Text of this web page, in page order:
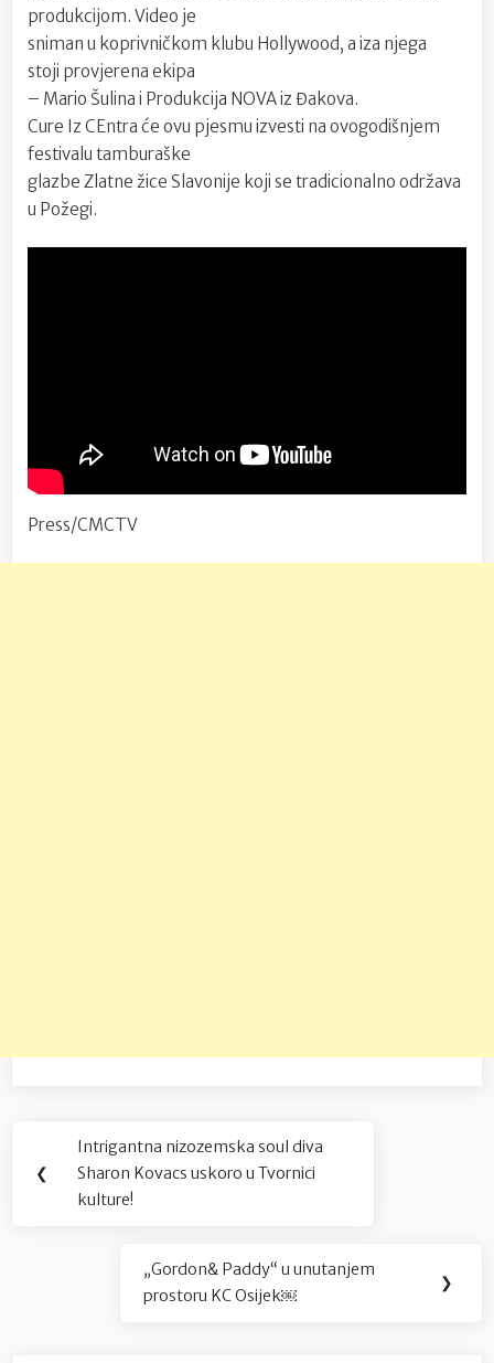
produkcijom. Video je
sniman u koprivničkom klubu Hollywood, a iza njega
stoji provjerena ekipa
– Mario Šulina i Produkcija NOVA iz Đakova.
Cure Iz CEntra će ovu pjesmu izvesti na ovogodišnjem
festivalu tamburaške
glazbe Zlatne žice Slavonije koji se tradicionalno održava
u Požegi.
Press/CMCTV
Navigacija
objava
❮
Previous
Post:
Intrigantna nizozemska soul diva
Sharon Kovacs uskoro u Tvornici
kulture!
Next
Post:
„Gordon& Paddy“ u unutanjem
prostoru KC Osijek￼
❯